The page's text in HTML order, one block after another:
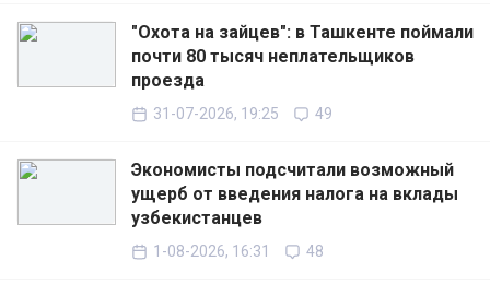
"Охота на зайцев": в Ташкенте поймали
почти 80 тысяч неплательщиков
проезда
31-07-2026, 19:25 49
Экономисты подсчитали возможный
ущерб от введения налога на вклады
узбекистанцев
1-08-2026, 16:31 48